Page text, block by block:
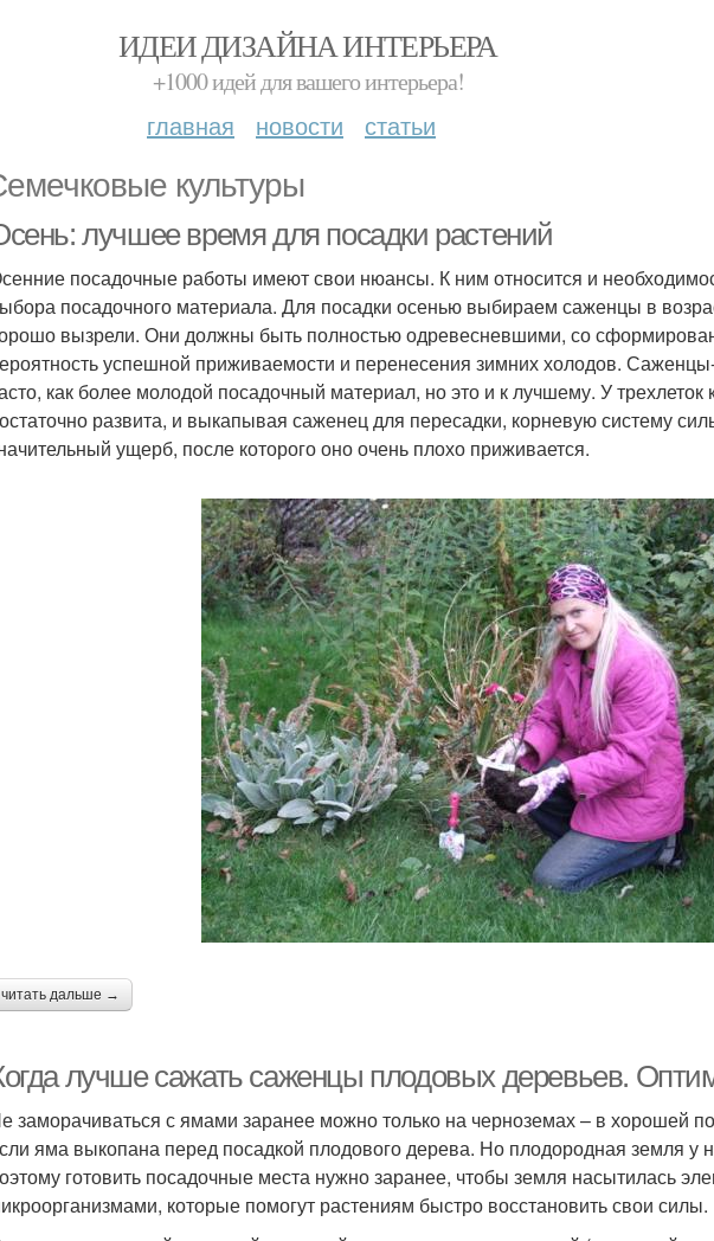
ИДЕИ ДИЗАЙНА ИНТЕРЬЕРА
+1000 идей для вашего интерьера!
главная новости статьи
культуры
лучшее время для посадки растений
посадочные работы имеют свои нюансы. К ним относится и
посадочного материала. Для посадки осенью выбираем саженцы в
вызрели. Они должны быть полностью одревесневшими, со
успешной приживаемости и перенесения зимних холодов.
как более молодой посадочный материал, но это и к лучшему. У
развита, и выкапывая саженец для пересадки, корневую систему
ущерб, после которого оно очень плохо приживается.
читать дальше →
лучше сажать саженцы плодовых деревьев.
заморачиваться с ямами заранее можно только на черноземах – в хорошей
яма выкопана перед посадкой плодового дерева. Но плодородная земля у
готовить посадочные места нужно заранее, чтобы земля насытилась
которые помогут растениям быстро восстановить свои силы.